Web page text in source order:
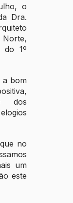
o
Dra.
Norte,
do 1º
a bom
dos
no
um
este